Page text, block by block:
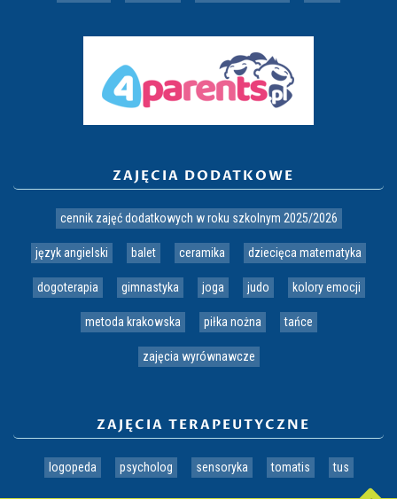
ZAJĘCIA DODATKOWE
cennik zajęć dodatkowych w roku szkolnym 2025/2026
język angielski balet ceramika dziecięca matematyka
dogoterapia gimnastyka joga judo kolory emocji
metoda krakowska piłka nożna tańce
zajęcia wyrównawcze
ZAJĘCIA TERAPEUTYCZNE
logopeda psycholog sensoryka tomatis tus